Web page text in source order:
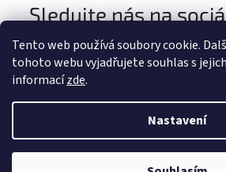
Tento web používá soubory cookie.
tohoto webu vyjadřujete souhlas s
informacízde.
Nastavení
Sledujte nás na
Vytvořil Shoptet